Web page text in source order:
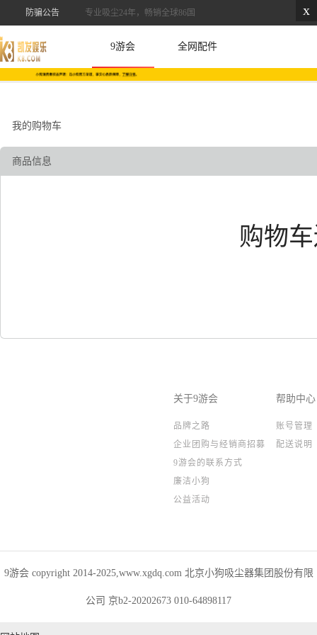
x
防骗公告 专业吸尘24年，畅销全球86国
9游会 全网配件
我的购物车
商品信息
购物
关于9游会
品牌之路
企业团购与经销商招募
9游会的联系方式
廉洁小狗
公益活动
帮助中心
账号管理
配送说明
9游会 copyright 2014-2025,www.xgdq.com 北京小狗吸尘器集团股份有限
公司 京b2-20202673 010-64898117